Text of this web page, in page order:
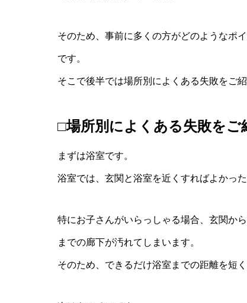
そのため、事前に多くの方がどのようなポ
です。
そこで後半では場所別によくある失敗をご紹
□場所別によくある失敗をご
まずは浴室です。
浴室では、玄関と浴室を近くすればよかっ
特にお子さんがいらっしゃる場合、玄関か
までの廊下が汚れてしまいます。
そのため、できるだけ浴室までの距離を短